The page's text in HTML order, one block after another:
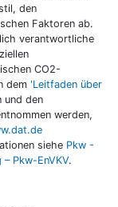
den
Faktoren ab.
verantwortliche
CO2-
dem 'Leitfaden über
und den
werden,
siehe Pkw -
Pkw-EnVKV.